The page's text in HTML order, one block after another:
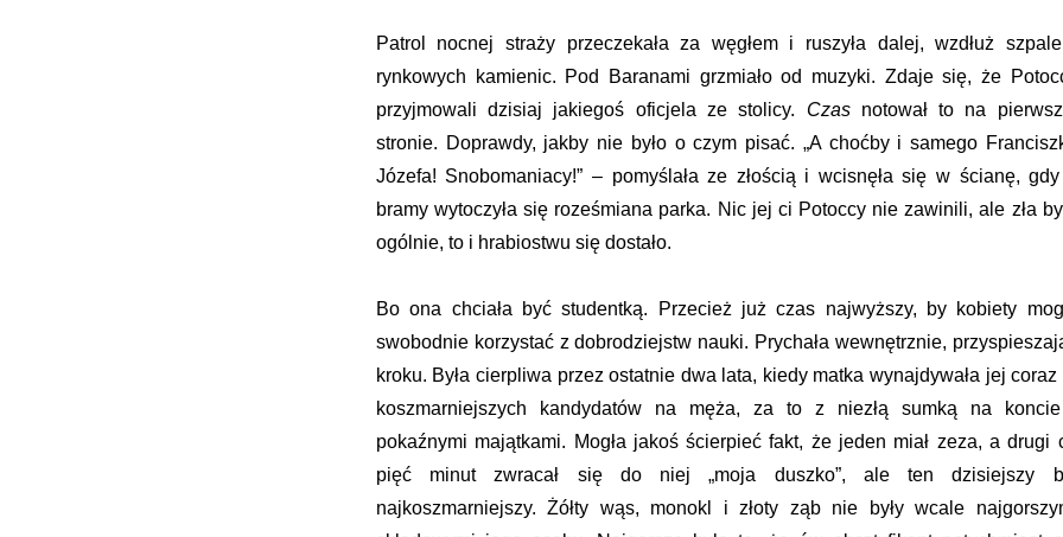
Patrol nocnej straży przeczekała za węgłem i ruszyła dalej, wzdłuż
rynkowych kamienic. Pod Baranami grzmiało od muzyki. Zdaje się, że
przyjmowali dzisiaj jakiegoś oficjela ze stolicy. Czas notował to na
stronie. Doprawdy, jakby nie było o czym pisać. „A choćby i samego
Józefa! Snobomaniacy!” – pomyślała ze złością i wcisnęła się w ścianę,
bramy wytoczyła się roześmiana parka. Nic jej ci Potoccy nie zawinili, ale zła
ogólnie, to i hrabiostwu się dostało.
Bo ona chciała być studentką. Przecież już czas najwyższy, by kobiety
swobodnie korzystać z dobrodziejstw nauki. Prychała wewnętrznie,
kroku. Była cierpliwa przez ostatnie dwa lata, kiedy matka wynajdywała jej coraz
koszmarniejszych kandydatów na męża, za to z niezłą sumką na
pokaźnymi majątkami. Mogła jakoś ścierpieć fakt, że jeden miał zeza, a drugi
pięć minut zwracał się do niej „moja duszko”, ale ten dzisiejszy
najkoszmarniejszy. Żółty wąs, monokl i złoty ząb nie były wcale